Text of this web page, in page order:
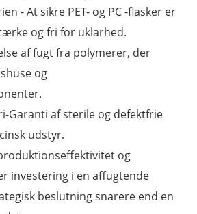
- At sikre PET- og PC -flasker er
og fri for uklarhed.
af fugt fra polymerer, der
og
Garanti af sterile og defektfrie
udstyr.
og
investering i en affugtende
beslutning snarere end en